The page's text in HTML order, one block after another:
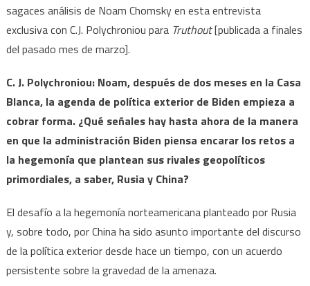
sagaces análisis de Noam Chomsky en esta entrevista
exclusiva con C.J. Polychroniou para Truthout[publicada a finales
del pasado mes de marzo].
C. J. Polychroniou: Noam, después de dos meses en la Casa
Blanca, la agenda de política exterior de Biden empieza a
cobrar forma. ¿Qué señales hay hasta ahora de la manera
en que la administración Biden piensa encarar los retos a
la hegemonía que plantean sus rivales geopolíticos
primordiales, a saber, Rusia y China?
El desafío a la hegemonía norteamericana planteado por Rusia
y, sobre todo, por China ha sido asunto importante del discurso
de la política exterior desde hace un tiempo, con un acuerdo
persistente sobre la gravedad de la amenaza.